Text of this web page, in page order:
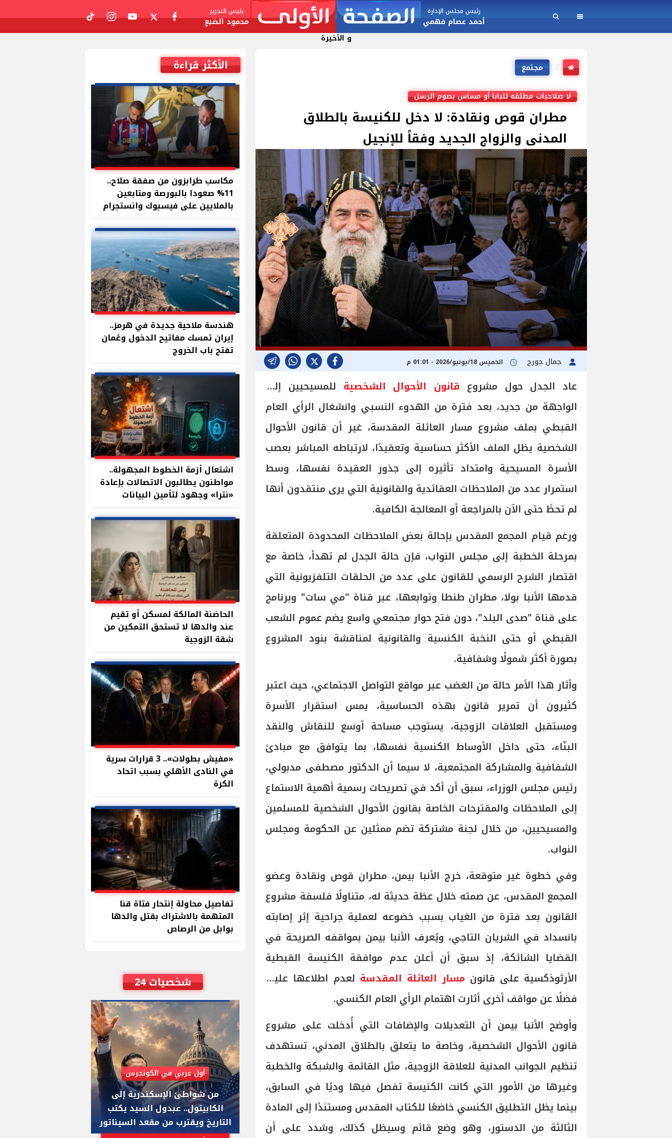
رئيس مجلس الإدارة
أحمد عصام فهمي
رئيس التحرير
محمود الضبع facebook
twitter
youtube
instagram
tiktok
و الأخيرة
مجتمع
لا صلاحيات مطلقه للبابا أو مساس بصوم الرسل
مطران قوص ونقادة: لا دخل للكنيسة بالطلاق
المدنى والزواج الجديد وفقاً للإنجيل
جمال جورج الخميس 18/يونيو/2026 - 01:01 م
عاد الجدل حول مشروع قانون الأحوال الشخصية للمسيحيين إلى
الواجهة من جديد، بعد فترة من الهدوء النسبي وانشغال الرأي العام
القبطي بملف مشروع مسار العائلة المقدسة، غير أن قانون الأحوال
الشخصية يظل الملف الأكثر حساسية وتعقيدًا، لارتباطه المباشر بعصب
الأسرة المسيحية وامتداد تأثيره إلى جذور العقيدة نفسها، وسط
استمرار عدد من الملاحظات العقائدية والقانونية التي يرى منتقدون أنها
لم تحظَ حتى الآن بالمراجعة أو المعالجة الكافية.
ورغم قيام المجمع المقدس بإحالة بعض الملاحظات المحدودة المتعلقة
بمرحلة الخطبة إلى مجلس النواب، فإن حالة الجدل لم تهدأ، خاصة مع
اقتصار الشرح الرسمي للقانون على عدد من الحلقات التلفزيونية التي
قدمها الأنبا بولا، مطران طنطا وتوابعها، عبر قناة "مي سات" وبرنامج
على قناة "صدى البلد"، دون فتح حوار مجتمعي واسع يضم عموم الشعب
القبطي أو حتى النخبة الكنسية والقانونية لمناقشة بنود المشروع
بصورة أكثر شمولًا وشفافية.
وأثار هذا الأمر حالة من الغضب عبر مواقع التواصل الاجتماعي، حيث اعتبر
كثيرون أن تمرير قانون بهذه الحساسية، يمس استقرار الأسرة
ومستقبل العلاقات الزوجية، يستوجب مساحة أوسع للنقاش والنقد
البنّاء، حتى داخل الأوساط الكنسية نفسها، بما يتوافق مع مبادئ
الشفافية والمشاركة المجتمعية، لا سيما أن الدكتور مصطفى مدبولي،
رئيس مجلس الوزراء، سبق أن أكد في تصريحات رسمية أهمية الاستماع
إلى الملاحظات والمقترحات الخاصة بقانون الأحوال الشخصية للمسلمين
والمسيحيين، من خلال لجنة مشتركة تضم ممثلين عن الحكومة ومجلس
النواب.
وفي خطوة غير متوقعة، خرج الأنبا بيمن، مطران قوص ونقادة وعضو
المجمع المقدس، عن صمته خلال عظة حديثة له، متناولًا فلسفة مشروع
القانون بعد فترة من الغياب بسبب خضوعه لعملية جراحية إثر إصابته
بانسداد في الشريان التاجي، ويُعرف الأنبا بيمن بمواقفه الصريحة في
القضايا الشائكة، إذ سبق أن أعلن عدم موافقة الكنيسة القبطية
الأرثوذكسية على قانون مسار العائلة المقدسة لعدم اطلاعها عليه،
فضلًا عن مواقف أخرى أثارت اهتمام الرأي العام الكنسي.
وأوضح الأنبا بيمن أن التعديلات والإضافات التي أُدخلت على مشروع
قانون الأحوال الشخصية، وخاصة ما يتعلق بالطلاق المدني، تستهدف
تنظيم الجوانب المدنية للعلاقة الزوجية، مثل القائمة والشبكة والخطبة
وغيرها من الأمور التي كانت الكنيسة تفصل فيها وديًا في السابق،
بينما يظل التطليق الكنسي خاضعًا للكتاب المقدس ومستندًا إلى المادة
الثالثة من الدستور، وهو وضع قائم وسيظل كذلك، وشدد على أن
الأكثر قراءة
مكاسب طرابزون من صفقة صلاح..
11% صعودا بالبورصة ومتابعين
بالملايين على فيسبوك وانستجرام
هندسة ملاحية جديدة في هرمز..
إيران تمسك مفاتيح الدخول وعُمان
تفتح باب الخروج
اشتعال أزمة الخطوط المجهولة..
مواطنون يطالبون الاتصالات بإعادة
«نترا» وجهود لتأمين البيانات
الحاضنة المالكة لمسكن أو تقيم
عند والدها لا تستحق التمكين من
شقة الزوجية
«مفيش بطولات».. 3 قرارات سرية
في النادى الأهلي بسبب اتحاد
الكرة
تفاصيل محاولة إنتحار فتاة قنا
المتهمة بالاشتراك بقتل والدها
بوابل من الرصاص
شخصيات 24
" صاحب صاحبه "
شوقي غريب.. المدير الفني رجل
كل المناصب في الجبلاية برعاية
هاني أبوريدة
أول عربي في الكونجرس
من شواطئ الإسكندرية إلى
الكابيتول.. عبدول السيد يكتب
التاريخ ويقترب من مقعد السيناتور